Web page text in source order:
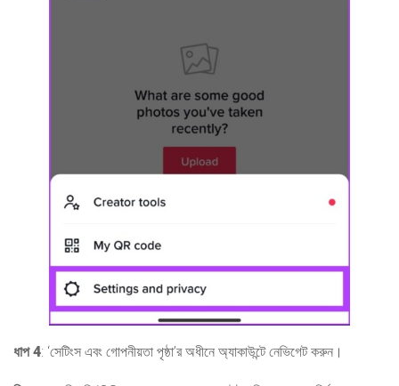
ধাপ 4: ‘সেটিংস এবং গোপনীয়তা পৃষ্ঠা’র অধীনে অ্যাকাউন্টে নেভিগেট করুন।